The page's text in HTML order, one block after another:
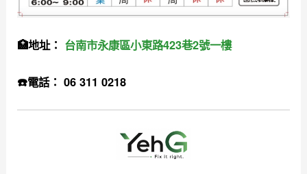
🏥地址： 台南市永康區小東路423巷2號一樓
☎️電話： 06 311 0218